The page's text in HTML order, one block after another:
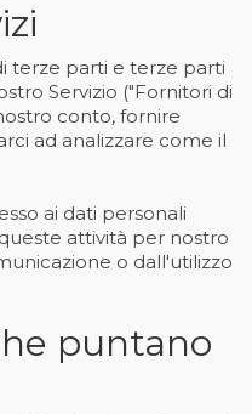
terze parti e terze parti
Servizio ("Fornitori di
conto, fornire
ad analizzare come il
ai dati personali
attività per nostro
o dall'utilizzo
puntano